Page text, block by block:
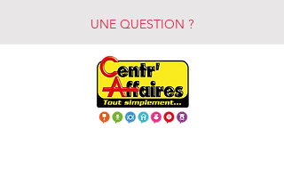
UNE QUESTION ?